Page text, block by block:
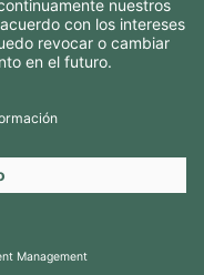
All rights reserved.